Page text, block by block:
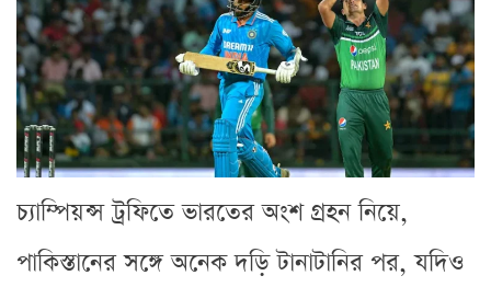
চ্যাম্পিয়ন্স ট্রফিতে ভারতের অংশ গ্রহন নিয়ে,
পাকিস্তানের সঙ্গে অনেক দড়ি টানাটানির পর, যদিও